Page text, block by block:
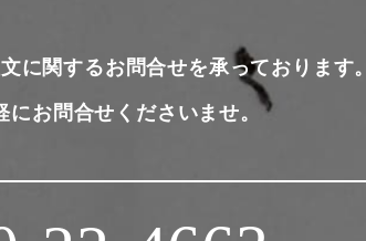
に関するお問合せを承っております。
お問合せくださいませ。